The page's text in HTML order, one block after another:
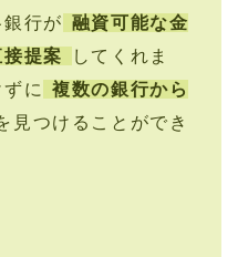
行が 融資可能な金
提案
してくれま
に
複数の銀行から
見つけることができ